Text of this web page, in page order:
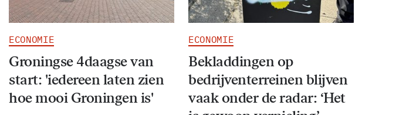
ECONOMIE
Groningse 4daagse van
start: 'iedereen laten zien
hoe mooi Groningen is'
ECONOMIE
Bekladdingen op
bedrijventerreinen blijven
vaak onder de radar: ‘Het